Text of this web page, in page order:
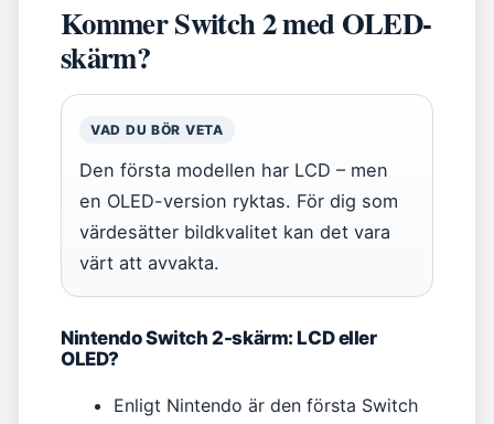
Kommer Switch 2 med OLED-
skärm?
VAD DU BÖR VETA
Den första modellen har LCD – men
en OLED-version ryktas. För dig som
värdesätter bildkvalitet kan det vara
värt att avvakta.
Nintendo Switch 2-skärm: LCD eller
OLED?
Enligt Nintendo är den första Switch